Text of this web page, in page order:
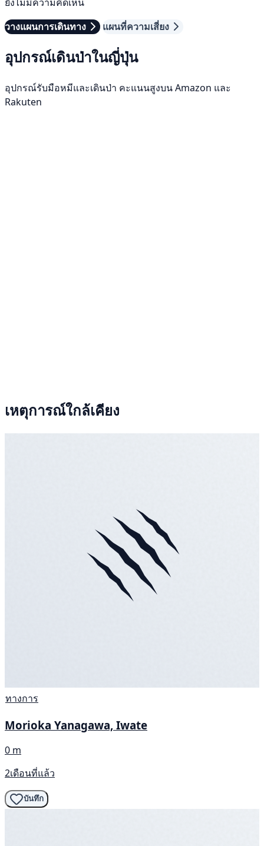
วางแผนการเดินทาง
แผนที่ความเสี่ยง
อุปกรณ์เดินป่าในญี่ปุ่น
อุปกรณ์รับมือหมีและเดินป่า คะแนนสูงบน Amazon และ
Rakuten
เหตุการณ์ใกล้เคียง
ทางการ
Morioka Yanagawa, Iwate
0 m
2เดือนที่แล้ว
บันทึก